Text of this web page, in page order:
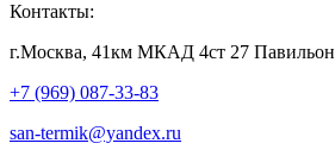
Контакты:
г.Москва, 41км МКАД 4ст 27
+7 (969) 087-33-83
san-termik@yandex.ru